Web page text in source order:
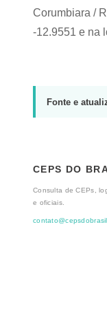
Corumbiara /
-12.9551 e na
Fonte e
CEPS DO
Consulta de CEPs,
e oficiais.